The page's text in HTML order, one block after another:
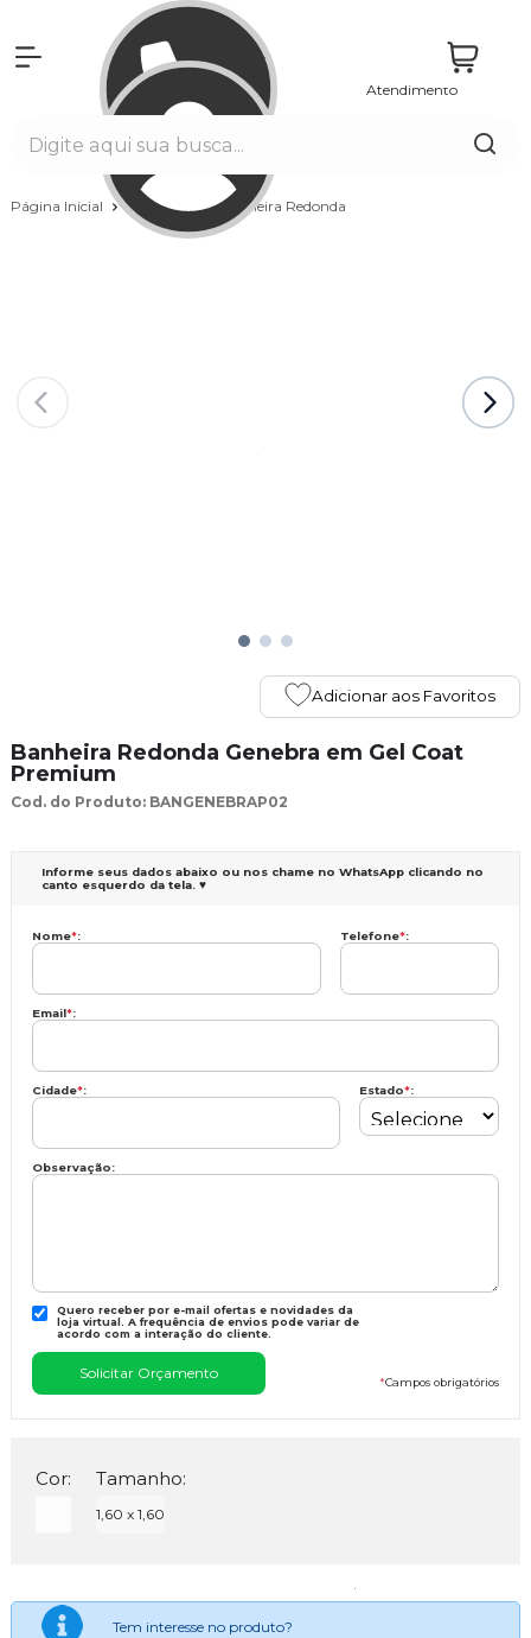
Atendimento
Página Inicial Banheiras Banheira Redonda
Adicionar aos Favoritos
Banheira Redonda Genebra em Gel Coat
Premium
Cod. do Produto: BANGENEBRAP02
Informe seus dados abaixo ou nos chame no WhatsApp clicando no
canto esquerdo da tela. ♥
Nome*: Telefone*:
Email*:
Cidade*: Estado*:
Observação:
Quero receber por e-mail ofertas e novidades da
loja virtual. A frequência de envios pode variar de
acordo com a interação do cliente.
*Campos obrigatórios
Cor: Tamanho:
1,60 x 1,60
Tem interesse no produto?